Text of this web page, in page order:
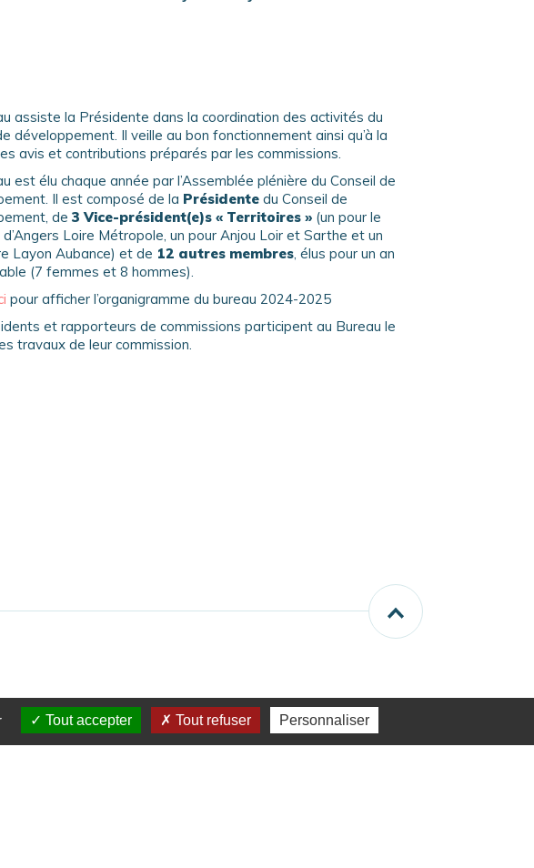
assiste la Présidente dans la coordination des activités du
développement. Il veille au bon fonctionnement ainsi qu’à la
avis et contributions préparés par les commissions.
est élu chaque année par l’Assemblée plénière du Conseil de
Il est composé de la Présidente du Conseil de
de 3 Vice-président(e)s « Territoires » (un pour le
Loire Métropole, un pour Anjou Loir et Sarthe et un
Layon Aubance) et de 12 autres membres, élus pour un an
(7 femmes et 8 hommes).
pour afficher l’organigramme du bureau 2024-2025
et rapporteurs de commissions participent au Bureau le
travaux de leur commission.
Tout accepter Tout refuser Personnaliser